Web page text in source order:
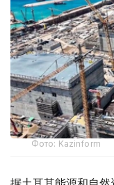
Фото: Kazinform